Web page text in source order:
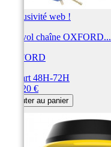
Exclusivité web !
Antivol chaîne OXFORD...
OXFORD
Départ 48H-72H
163,20 €
Ajouter au panier